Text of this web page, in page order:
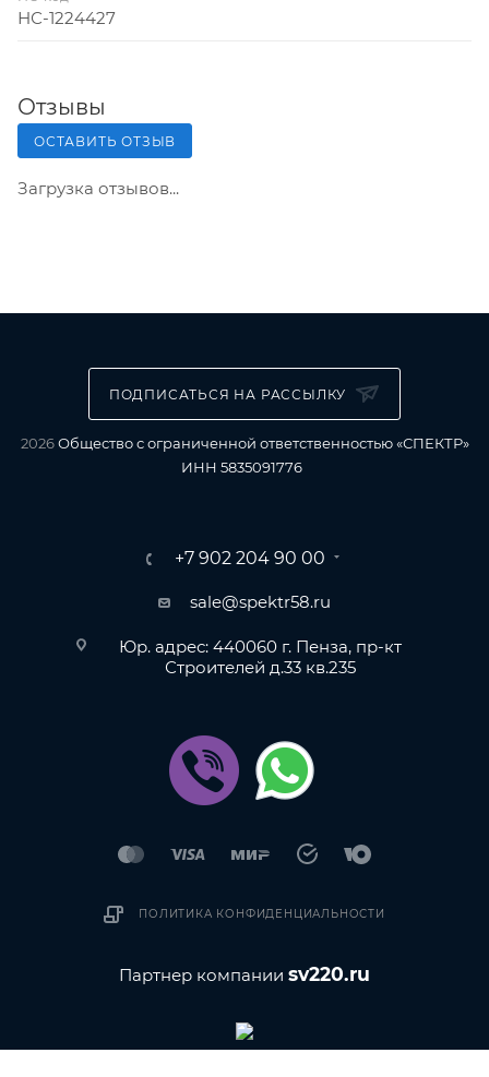
НС-1224427
Отзывы
ОСТАВИТЬ ОТЗЫВ
Загрузка отзывов...
ПОДПИСАТЬСЯ НА РАССЫЛКУ
2026Общество с ограниченной ответственностью «СПЕКТР»
ИНН 5835091776
+7 902 204 90 00
sale@spektr58.ru
Юр. адрес: 440060 г. Пенза, пр-кт
Строителей д.33 кв.235
ПОЛИТИКА КОНФИДЕНЦИАЛЬНОСТИ
Партнер компании sv220.ru